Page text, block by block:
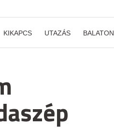
KIKAPCS UTAZÁS BALATON